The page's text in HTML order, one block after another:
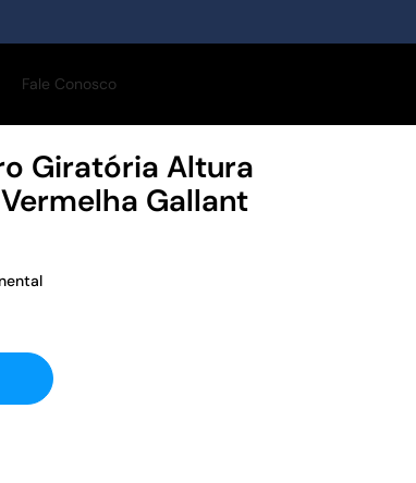
Fale Conosco
Giratória Altura
Gallant